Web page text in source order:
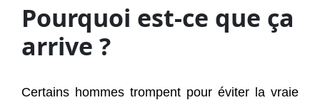
Pourquoi est-ce que ça
arrive ?
Certains hommes trompent pour éviter la vraie